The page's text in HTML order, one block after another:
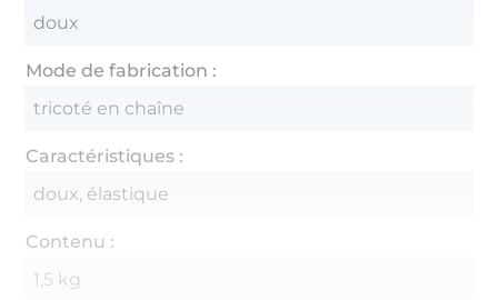
doux
Mode de fabrication :
tricoté en chaîne
Caractéristiques :
doux, élastique
Contenu :
1,5 kg